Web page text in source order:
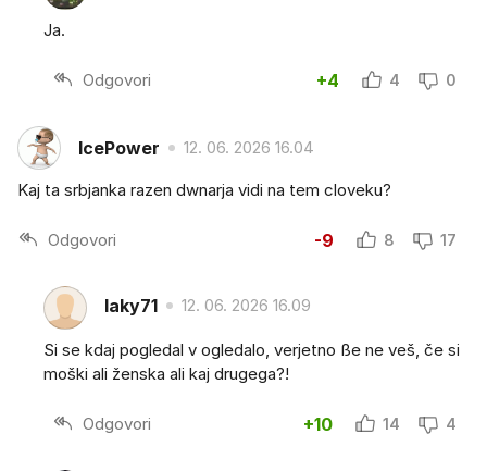
Ja.
Odgovori +4 4 0
lcePower 12. 06. 2026 16.04
Kaj ta srbjanka razen dwnarja vidi na tem cloveku?
Odgovori -9 8 17
laky71 12. 06. 2026 16.09
Si se kdaj pogledal v ogledalo, verjetno ße ne veš, če si
moški ali ženska ali kaj drugega?!
Odgovori +10 14 4